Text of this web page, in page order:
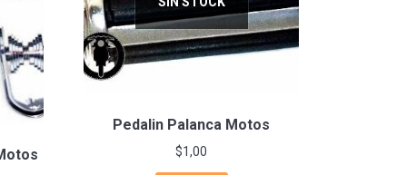
Pedalin Palanca Motos
$1,00